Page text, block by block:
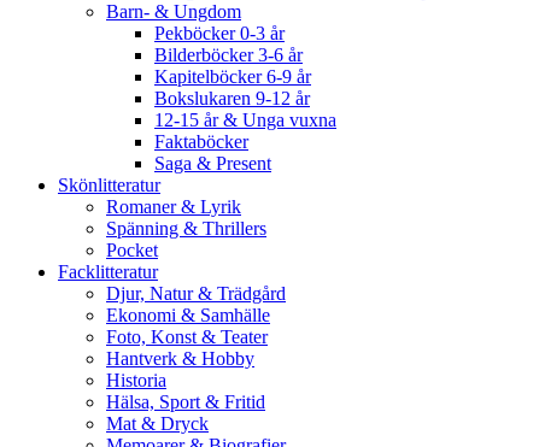
Barn- & Ungdom
Pekböcker 0-3 år
Bilderböcker 3-6 år
Kapitelböcker 6-9 år
Bokslukaren 9-12 år
12-15 år & Unga vuxna
Faktaböcker
Saga & Present
Skönlitteratur
Romaner & Lyrik
Spänning & Thrillers
Pocket
Facklitteratur
Djur, Natur & Trädgård
Ekonomi & Samhälle
Foto, Konst & Teater
Hantverk & Hobby
Historia
Hälsa, Sport & Fritid
Mat & Dryck